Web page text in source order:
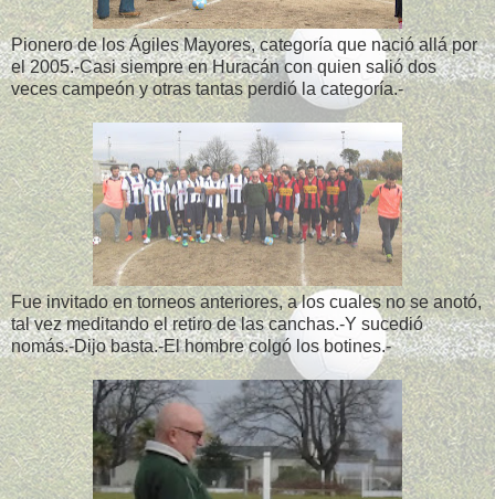
Pionero de los Ágiles Mayores, categoría que nació allá por
el 2005.-Casi siempre en Huracán con quien salió dos
veces campeón y otras tantas perdió la categoría.-
Fue invitado en torneos anteriores, a los cuales no se anotó,
tal vez meditando el retiro de las canchas.-Y sucedió
nomás.-Dijo basta.-El hombre colgó los botines.-